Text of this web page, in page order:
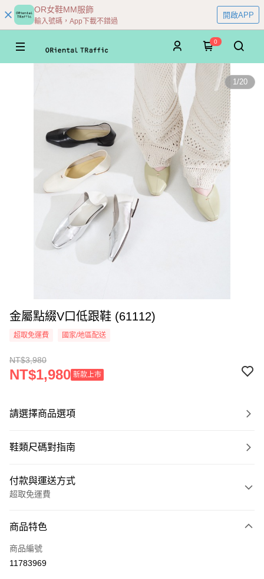
OR女鞋MM服飾
輸入號碼，App下載不錯過
開啟APP
0
1/20
金屬點綴V口低跟鞋 (61112)
超取免運費 國家/地區配送
NT$3,980
NT$1,980 新款上市
請選擇商品選項
鞋類尺碼對指南
付款與運送方式
超取免運費
信用卡一次付款
信用卡分期付款
商品特色
商品編號
11783969